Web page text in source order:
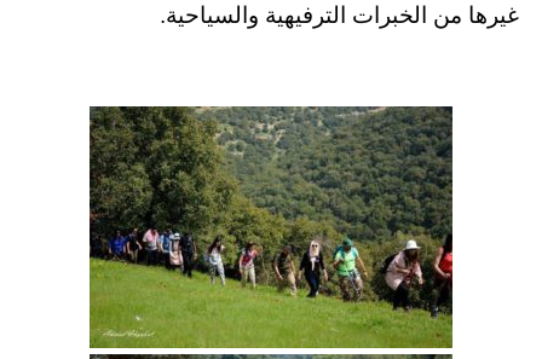
غيرها من الخبرات الترفيهية والسياحية.